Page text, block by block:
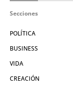
Secciones
POLÍTICA
BUSINESS
VIDA
CREACIÓN